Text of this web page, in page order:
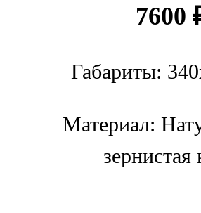
7600
Габариты:
Материал:
зернистая